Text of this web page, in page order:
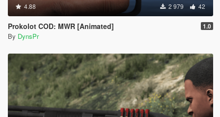
4.88 2 979 42
Prokolot COD: MWR [Animated] 1.0
By DynsPr